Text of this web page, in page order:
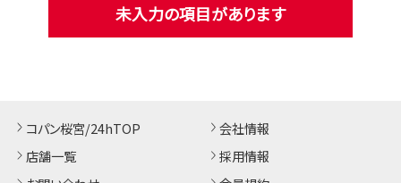
未入力の項目があります
コパン桜宮/24hTOP
店舗一覧
会社情報
採用情報